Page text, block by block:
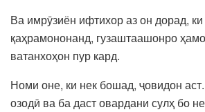
Ва имрӯзиён ифтихор аз он дорад,
қаҳрамононанд, гузаштаашонро
ватанхоҳон пур кард.
Номи оне, ки нек бошад, ҷовидон
озодӣ ва ба даст овардани сулҳ бо